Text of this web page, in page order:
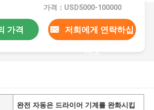
가격：USD5000-100000
가격 저희에게 연락하십
시오
완전 자동은 드라이어 기계를 완화시킵